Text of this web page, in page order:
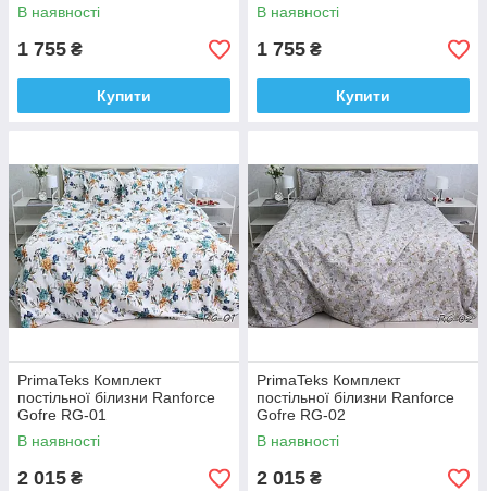
В наявності
1 755 ₴
Купити
В наявності
1 755 ₴
Купити
PrimaTeks Комплект
постільної білизни Ranforce
Gofre RG-01
В наявності
2 015 ₴
PrimaTeks Комплект
постільної білизни Ranforce
Gofre RG-02
В наявності
2 015 ₴